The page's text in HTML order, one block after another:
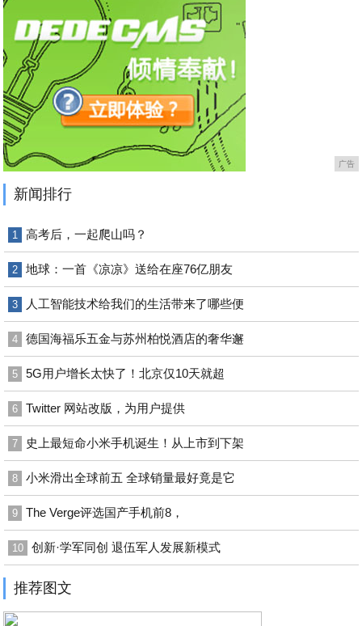
广告
新闻排行
1 高考后，一起爬山吗？
2 地球：一首《凉凉》送给在座76亿朋友
3 人工智能技术给我们的生活带来了哪些便
4 德国海福乐五金与苏州柏悦酒店的奢华邂
5 5G用户增长太快了！北京仅10天就超
6 Twitter 网站改版，为用户提供
7 史上最短命小米手机诞生！从上市到下架
8 小米滑出全球前五 全球销量最好竟是它
9 The Verge评选国产手机前8，
10 创新·学军同创 退伍军人发展新模式
推荐图文